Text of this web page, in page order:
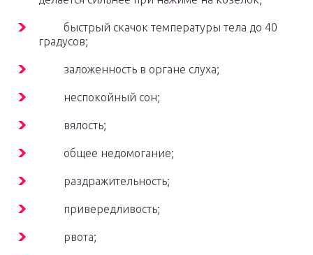
быстрый скачок температуры тела до 40
градусов;
заложенность в органе слуха;
неспокойный сон;
вялость;
общее недомогание;
раздражительность;
привередливость;
рвота;